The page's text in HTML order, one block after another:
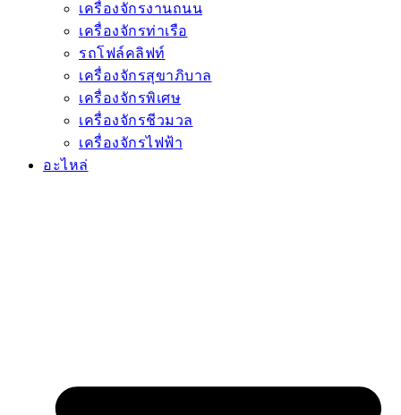
เครื่องจักรงานถนน
เครื่องจักรท่าเรือ
รถโฟล์คลิฟท์
เครื่องจักรสุขาภิบาล
เครื่องจักรพิเศษ
เครื่องจักรชีวมวล
เครื่องจักรไฟฟ้า
อะไหล่